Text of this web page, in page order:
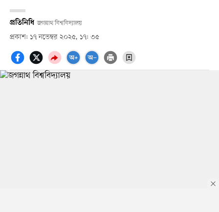
প্রতিনিধি জগন্নাথ বিশ্ববিদ্যালয়
প্রকাশ: ১৭ নভেম্বর ২০২৫, ১৭: ৩৫